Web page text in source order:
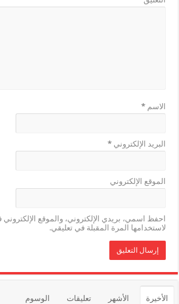
الاسم*
البريد الإلكتروني*
الموقع الإلكتروني
احفظ اسمي، بريدي الإلكتروني، والموقع
لاستخدامها المرة المقبلة في تعليقي.
الأخيرة الأشهر تعليقات الوسوم